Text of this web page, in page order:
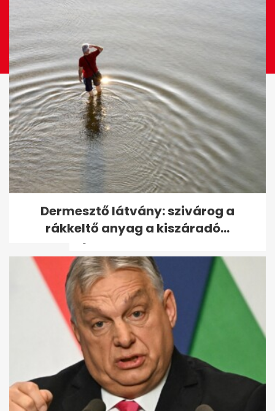
ÉLŐ: Törvényt módosít a
kormány - kormányzati
tájékoztató...
Dermesztő látvány: szivárog a
rákkeltő anyag a kiszáradó...